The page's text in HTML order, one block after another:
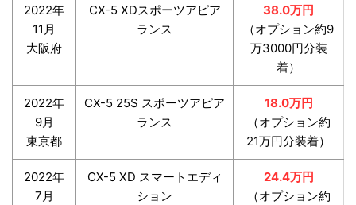
2022年
11月
大阪府
CX-5 XDスポーツアピア
ランス
38.0万円
（オプション約9
万3000円分装
着）
2022年
9月
東京都
CX-5 25S スポーツアピア
ランス
18.0万円
（オプション約
21万円分装着）
2022年
7月
CX-5 XD スマートエディ
ション
24.4万円
（オプション約